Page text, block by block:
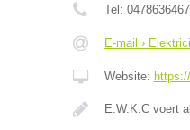
Tel: 0478636467
E-mail ›
Website:
E.W.K.C voert